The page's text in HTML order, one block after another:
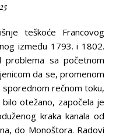
između 1793. i 1802.
sa početnom
da se, promenom
sporednom rečnom toku,
otežano, započela je
kraka kanala od
do Monoštora. Radovi